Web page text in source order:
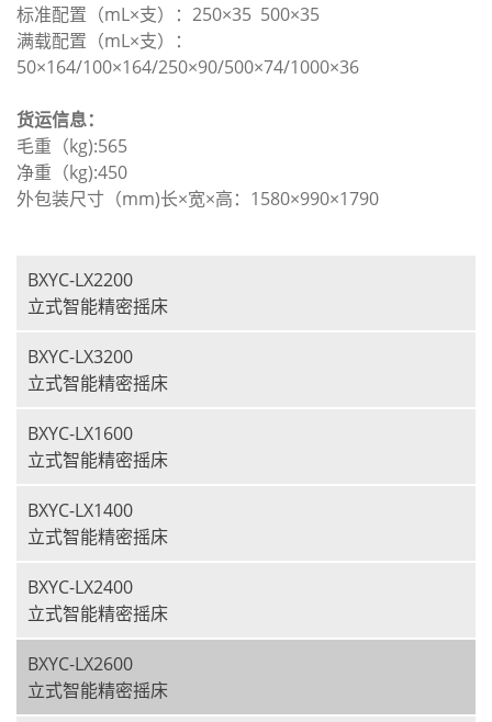
标准配置（mL×支）：250×35 500×35
满载配置（mL×支）：
50×164/100×164/250×90/500×74/1000×36
货运信息：
毛重（kg):565
净重（kg):450
外包装尺寸（mm)长×宽×高：1580×990×1790
BXYC-LX2200
立式智能精密摇床
BXYC-LX3200
立式智能精密摇床
BXYC-LX1600
立式智能精密摇床
BXYC-LX1400
立式智能精密摇床
BXYC-LX2400
立式智能精密摇床
BXYC-LX2600
立式智能精密摇床